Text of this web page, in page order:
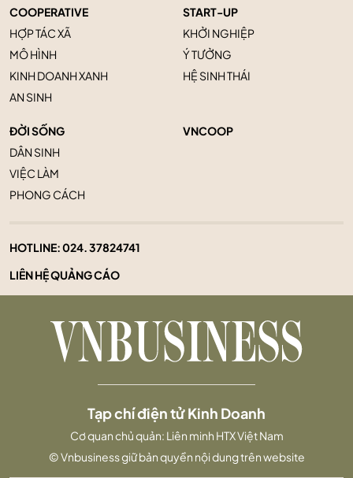
COOPERATIVE
HỢP TÁC XÃ
MÔ HÌNH
KINH DOANH XANH
AN SINH
START-UP
KHỞI NGHIỆP
Ý TƯỞNG
HỆ SINH THÁI
ĐỜI SỐNG
DÂN SINH
VIỆC LÀM
PHONG CÁCH
VNCOOP
HOTLINE:024. 37824741
LIÊN HỆ QUẢNG CÁO
Tạp chí điện tử Kinh Doanh
Cơ quan chủ quản: Liên minh HTX Việt Nam
© Vnbusiness giữ bản quyền nội dung trên website